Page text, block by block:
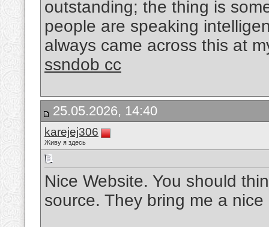
outstanding; the thing is
people are speaking
always came across this at
ssndob cc
25.05.2026, 14:40
karejej306
Живу я здесь
Nice Website. You should
source. They bring me a